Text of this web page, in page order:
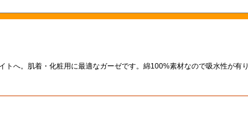
へ。肌着・化粧用に最適なガーゼです。綿100%素材なので吸水性が